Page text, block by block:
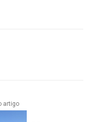
artigo